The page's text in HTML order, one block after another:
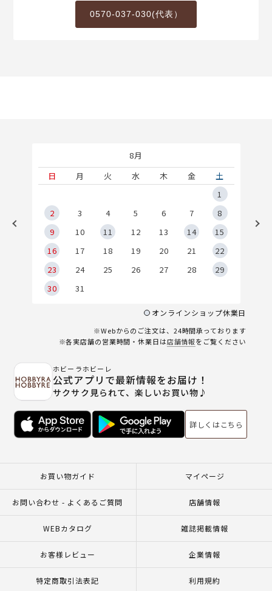
0570-037-030(代表）
8月
日
月 火 水 木 金
土
1
2
3 4 5 6 7
8
9
10 11 12 13 14
15
16
17 18 19 20 21
22
23
24 25 26 27 28
29
30
31
オンラインショップ休業日
※Webからのご注文は、24時間承っております
※各実店舗の営業時間・休業日は店舗情報をご覧ください
ホビーラホビーレ
公式アプリで最新情報をお届け！
サクサク見られて、楽しいお買い物♪
詳しくはこちら
お買い物ガイド マイページ
お問い合わせ - よくあるご質問 店舗情報
WEBカタログ 雑誌掲載情報
お客様レビュー 企業情報
特定商取引法表記 利用規約